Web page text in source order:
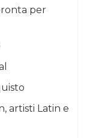
per
artisti Latin e